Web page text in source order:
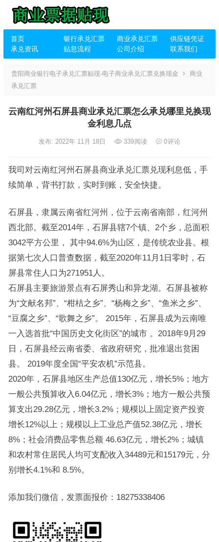
首页 银行承兑汇票 商业承兑汇票
供应链凭证
承兑资讯
贴息流程 公司介绍 联系我们
贵阳商业银行电子承兑汇票贴现-电子商业承兑汇票兑换现金
商业
承兑汇票
云南红河州石屏县商业承兑汇票怎么承兑哪里兑换现
金利息几点
发布: 2022年 11月 18日 339阅读 0评论
我司对云南红河州石屏县商业承兑汇票兑现利息低，手
续简单，背书打款，实时到账，安全快捷。
石屏县，隶属云南省红河州，位于云南省南部，红河州
西北部。截至2014年，石屏县辖7个镇、2个乡，总面积
3042平方公里， 其中94.6%为山区，是传统农业县。根
据第七次人口普查数据，截至2020年11月1日零时，石
屏县常住人口为271951人。
石屏县主要旅游景点有石屏秀山和异龙湖。石屏县被称
为“文献名邦”、“柑桔之乡”、“杨梅之乡”、“鱼米之乡”、
“豆腐之乡”、“歌舞之乡”。 2015年，石屏县成为云南唯
一入选首批“中国历史文化街区”的城市 。2018年9月29
日，石屏县经云南省委、省政府研究，批准退出贫困
县。 2019年度全国“平安农机”示范县。
2020年，石屏县地区生产总值130亿元，增长5%；地方
一般公共预算收入6.04亿元，增长3%；地方一般公共预
算支出29.28亿元，增长3.2%；规模以上固定资产投资
增长12%以上；规模以上工业总产值52.38亿元，增长
8%；社会消费品零售总额 46.63亿元，增长2%；城镇
和农村常住居民人均可支配收入34489元和15179元，分
别增长4.1%和 8.5%。
添加我们微信，发票面报价：18275338406